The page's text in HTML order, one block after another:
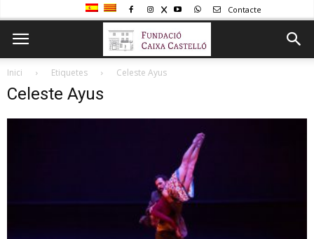
Contacte
Inici Etiquetes Celeste Ayus
Celeste Ayus